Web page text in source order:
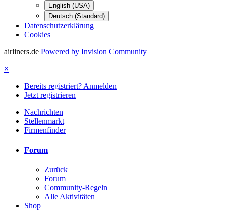
English (USA)
Deutsch (Standard)
Datenschutzerklärung
Cookies
airliners.de Powered by Invision Community
×
Bereits registriert? Anmelden
Jetzt registrieren
Nachrichten
Stellenmarkt
Firmenfinder
Forum
Zurück
Forum
Community-Regeln
Alle Aktivitäten
Shop